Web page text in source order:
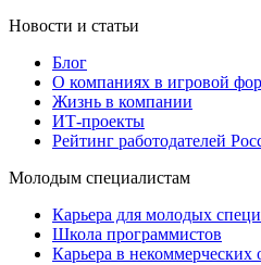
Новости и статьи
Блог
О компаниях в игровой
Жизнь в компании
ИТ-проекты
Рейтинг работодателей
Молодым специалистам
Карьера для молодых
Школа программистов
Карьера в некоммерческих